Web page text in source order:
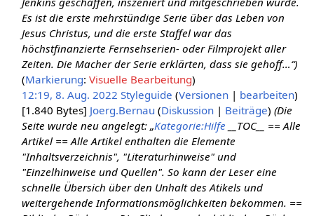
Es ist die erste mehrstündige Serie über das Leben von
Jesus Christus, und die erste Staffel war das
höchstfinanzierte Fernsehserien- oder Filmprojekt aller
Zeiten. Die Macher der Serie erklärten, dass sie gehoff…“)
Markierung:Visuelle Bearbeitung
12:19, 8. Aug. 2022 ‎Styleguide (Versionen | bearbeiten)
[1.840 Bytes] Joerg.Bernau (Diskussion | Beiträge) (Die
Seite wurde neu angelegt: „Kategorie:Hilfe __TOC__ == Alle
Artikel == Alle Artikel enthalten die Elemente
"Inhaltsverzeichnis", "Literaturhinweise" und
"Einzelhinweise und Quellen". So kann der Leser eine
schnelle Übersich über den Unhalt des Atikels und
weitergehende Informationsmöglichkeiten bekommen. ==